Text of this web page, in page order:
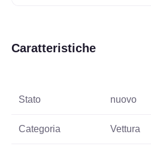
Caratteristiche
Stato nuovo
Categoria Vettura